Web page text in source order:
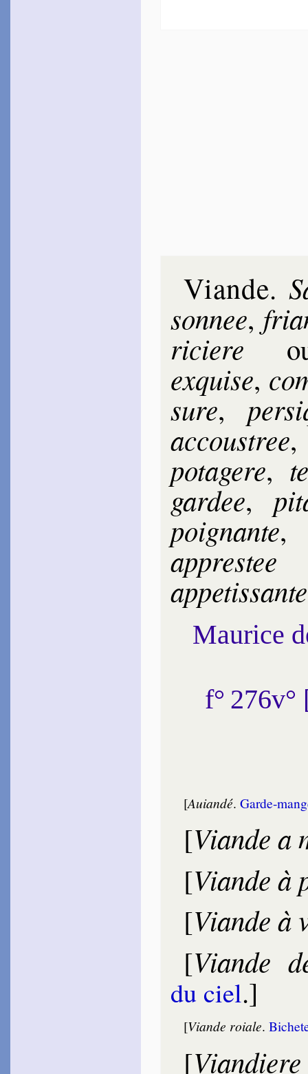
Viande.
son­nee,
ri­ciere
exquise,
sure,
accous­tree
po­ta­gere,
gar­dee,
poi­gnante
appres­tee
appe­tis­sante
Maurice
f°
[Auiandé.Garde-
[Viande a
[Viande à
[Viande à
[Viande
du ciel.]
[Viande roiale.
[Viandiere